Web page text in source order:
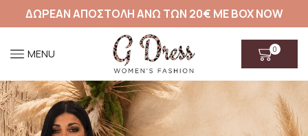
ΔΩΡΕΑΝ ΑΠΟΣΤΟΛΗ ΑΝΩ ΤΩΝ 20€ ΜΕ BOX NOW
MENU 0